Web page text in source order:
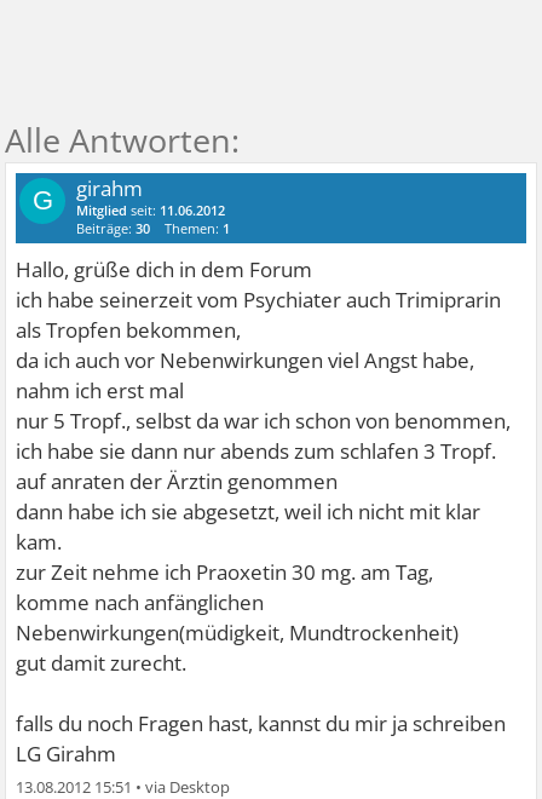
G girahm
Mitglied seit: 11.06.2012
Beiträge:30 Themen: 1
Hallo, grüße dich in dem Forum
ich habe seinerzeit vom Psychiater auch Trimiprarin
als Tropfen bekommen,
da ich auch vor Nebenwirkungen viel Angst habe,
nahm ich erst mal
nur 5 Tropf., selbst da war ich schon von benommen,
ich habe sie dann nur abends zum schlafen 3 Tropf.
auf anraten der Ärztin genommen
dann habe ich sie abgesetzt, weil ich nicht mit klar
kam.
zur Zeit nehme ich Praoxetin 30 mg. am Tag,
komme nach anfänglichen
Nebenwirkungen(müdigkeit, Mundtrockenheit)
gut damit zurecht.
falls du noch Fragen hast, kannst du mir ja schreiben
LG Girahm
13.08.2012 15:51 •